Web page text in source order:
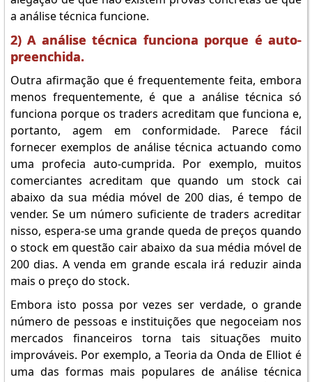
a análise técnica funcione.
2) A análise técnica funciona porque é auto-
preenchida.
Outra afirmação que é frequentemente feita, embora
menos frequentemente, é que a análise técnica só
funciona porque os traders acreditam que funciona e,
portanto, agem em conformidade. Parece fácil
fornecer exemplos de análise técnica actuando como
uma profecia auto-cumprida. Por exemplo, muitos
comerciantes acreditam que quando um stock cai
abaixo da sua média móvel de 200 dias, é tempo de
vender. Se um número suficiente de traders acreditar
nisso, espera-se uma grande queda de preços quando
o stock em questão cair abaixo da sua média móvel de
200 dias. A venda em grande escala irá reduzir ainda
mais o preço do stock.
Embora isto possa por vezes ser verdade, o grande
número de pessoas e instituições que negoceiam nos
mercados financeiros torna tais situações muito
improváveis. Por exemplo, a Teoria da Onda de Elliot é
uma das formas mais populares de análise técnica